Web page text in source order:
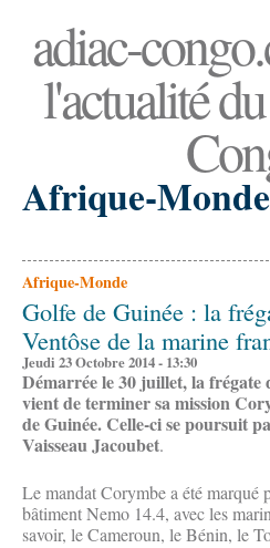
adiac-
l'actualité
Afrique-Monde
Afrique-Monde
Golfe de Guinée : la
Ventôse de la marine
Jeudi 23 Octobre 2014 - 13:30
Démarrée le 30 juillet, la frégate
vient de terminer sa mission
de Guinée. Celle-ci se poursuit
Vaisseau Jacoubet.
Le mandat Corymbe a été marqué
bâtiment Nemo 14.4, avec les
savoir, le Cameroun, le Bénin, le